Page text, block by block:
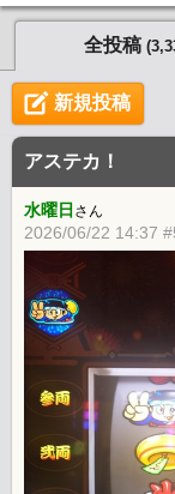
全投稿
新規投稿
アステカ！
水曜日 さん
2026/06/22 14:37